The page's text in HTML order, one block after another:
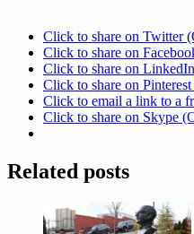
Click to share on Twitter
Click to share on
Click to share on
Click to share on
Click to email a link to a
Click to share on Skype
Related posts